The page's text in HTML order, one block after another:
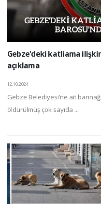
Gebze'deki katliama
açıklama
12.10.2024
Gebze Belediyesi’ne ait
öldürülmüş çok sayıda ...